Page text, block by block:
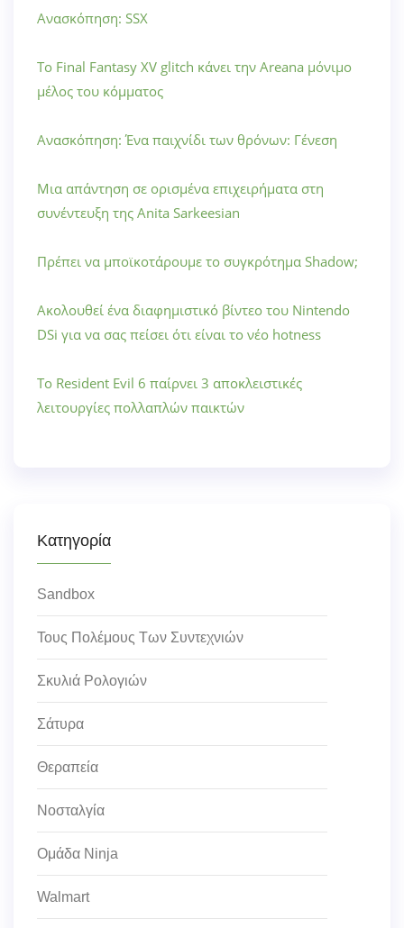
Ανασκόπηση: SSX
Το Final Fantasy XV glitch κάνει την Areana μόνιμο
μέλος του κόμματος
Ανασκόπηση: Ένα παιχνίδι των θρόνων: Γένεση
Μια απάντηση σε ορισμένα επιχειρήματα στη
συνέντευξη της Anita Sarkeesian
Πρέπει να μποϊκοτάρουμε το συγκρότημα Shadow;
Ακολουθεί ένα διαφημιστικό βίντεο του Nintendo
DSi για να σας πείσει ότι είναι το νέο hotness
Το Resident Evil 6 παίρνει 3 αποκλειστικές
λειτουργίες πολλαπλών παικτών
Κατηγορία
Sandbox
Τους Πολέμους Των Συντεχνιών
Σκυλιά Ρολογιών
Σάτυρα
Θεραπεία
Νοσταλγία
Ομάδα Ninja
Walmart